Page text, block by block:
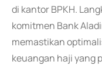
di kantor BPKH.
komitmen Bank
memastikan
keuangan haji yang